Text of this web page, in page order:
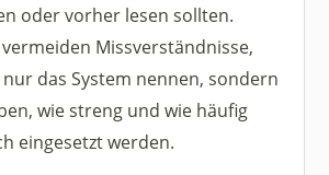
oder vorher lesen sollten.
Missverständnisse,
das System nennen, sondern
wie streng und wie häufig
eingesetzt werden.